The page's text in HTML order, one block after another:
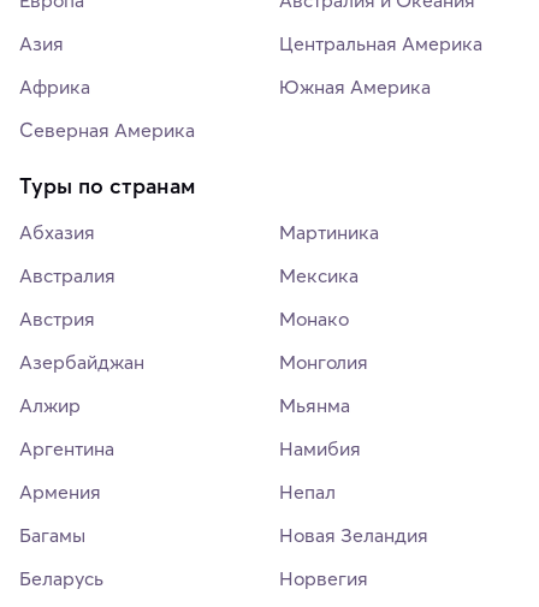
Азия
Африка
Северная Америка
Центральная Америка
Южная Америка
Туры по странам
Абхазия
Австралия
Австрия
Азербайджан
Алжир
Аргентина
Армения
Багамы
Беларусь
Мартиника
Мексика
Монако
Монголия
Мьянма
Намибия
Непал
Новая Зеландия
Норвегия